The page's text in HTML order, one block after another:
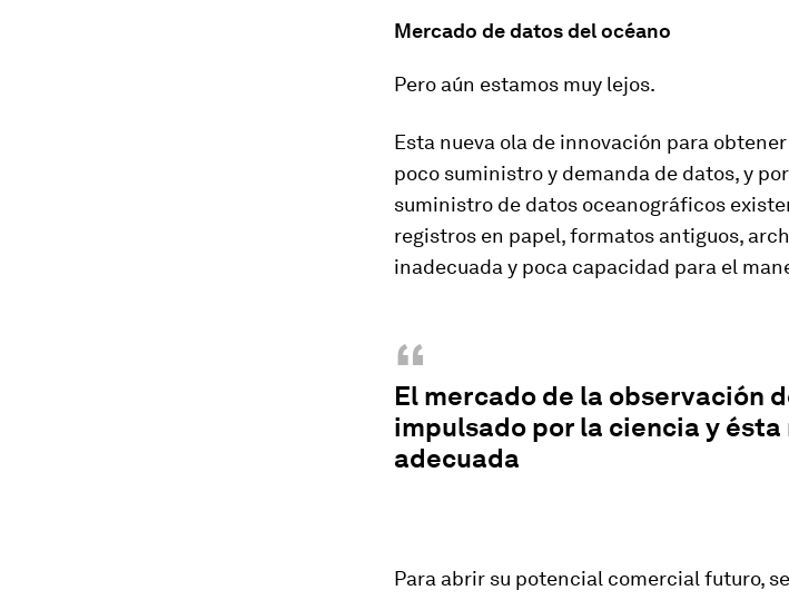
Mercado de datos del océano
Pero aún estamos muy lejos.
Esta nueva ola de innovación para
poco suministro y demanda de datos, y
suministro de datos oceanográficos
registros en papel, formatos antiguos,
inadecuada y poca capacidad para el
“
El mercado de la observación
impulsado por la ciencia y
adecuada
Para abrir su potencial comercial futuro,